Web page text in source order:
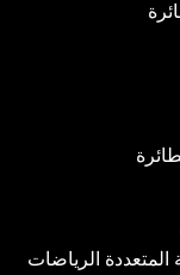
المتعددة الرياضات